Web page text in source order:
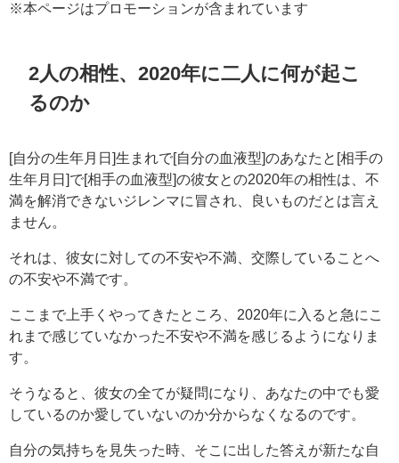
※本ページはプロモーションが含まれています
2人の相性、2020年に二人に何が起こ
るのか
[自分の生年月日]生まれで[自分の血液型]のあなたと[相手の
生年月日]で[相手の血液型]の彼女との2020年の相性は、不
満を解消できないジレンマに冒され、良いものだとは言え
ません。
それは、彼女に対しての不安や不満、交際していることへ
の不安や不満です。
ここまで上手くやってきたところ、2020年に入ると急にこ
れまで感じていなかった不安や不満を感じるようになりま
す。
そうなると、彼女の全てが疑問になり、あなたの中でも愛
しているのか愛していないのか分からなくなるのです。
自分の気持ちを見失った時、そこに出した答えが新たな自